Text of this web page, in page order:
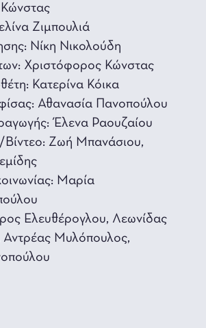
Ζιμπουλιά
Νίκη Νικολούδη
Χριστόφορος Κώνστας
Κατερίνα Κόικα
Αθανασία Πανοπούλου
Έλενα Ραουζαίου
Ζωή Μπανάσιου,
Μαρία
Ελευθέρογλου, Λεωνίδας
Αντρέας Μυλόπουλος,